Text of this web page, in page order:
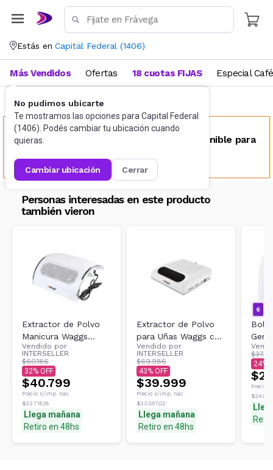
Estás en Capital Federal (1406)
No pudimos ubicarte
Te mostramos las opciones para Capital Federal
(1406). Podés cambiar tu ubicación cuando
quieras.
cambiar ubicación cerrar
Más Vendidos Ofertas 18 cuotas FIJAS Especial Café
Manicura y pedicura
Este producto no se encuentra disponible para
Personas interesadas en este producto
también vieron
Extractor de Polvo
Manicura Waggs
Blanco + Bolsa
Recolectora
Vendido por
INTERSELLER
$60.186
32
$40.799
Precio s/imp. nac.
$33.718,18
Llega mañana
Retiro en 48hs
Extractor de Polvo
para Uñas Waggs con
Filtro Reutilizable
Vendido por
INTERSELLER
$69.986
43
$39.999
Precio s/imp. nac.
$33.057,02
Llega mañana
Retiro en 48hs
24
Precio